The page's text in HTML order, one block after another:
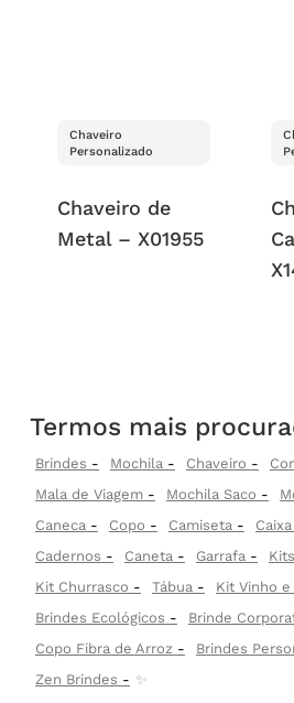
Chaveiro
Personalizado
Chaveiro de
Metal – X01955
Termos mais
Brindes Mochila Chaveiro
Mala de Viagem
Mochila Saco
Caneca
Copo Camiseta
Cadernos
Caneta Garrafa
Kit Churrasco
Tábua
Kit Vinho e
Brindes Ecológicos
Brinde
Copo Fibra de Arroz
Brindes
Zen Brindes
✨